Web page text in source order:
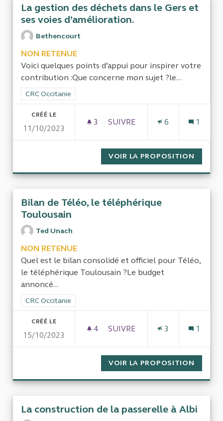
La gestion des déchets dans le Gers et
ses voies d’amélioration.
Bethencourt
NON RETENUE
Voici quelques points d’appui pour inspirer votre
contribution :Que concerne mon sujet ?le...
Filtrer les résultats de la catégorie : CRC Occitanie
CRC Occitanie
CRÉÉ LE
11/10/2023
3 3 ABONNÉS
SUIVRE
6 1
VOIR LA PROPOSITION
Bilan de Téléo, le téléphérique
Toulousain
Ted Unach
NON RETENUE
Quel est le bilan consolidé et officiel pour Téléo,
le téléphérique Toulousain ?Le budget
annoncé...
Filtrer les résultats de la catégorie : CRC Occitanie
CRC Occitanie
CRÉÉ LE
15/10/2023
4 4 ABONNÉS
SUIVRE
3 1
VOIR LA PROPOSITION
La construction de la passerelle à Albi